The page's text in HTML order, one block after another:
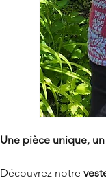
Une pièce unique,
Découvrez notre